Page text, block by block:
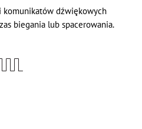
dźwiękowych
biegania lub spacerowania.